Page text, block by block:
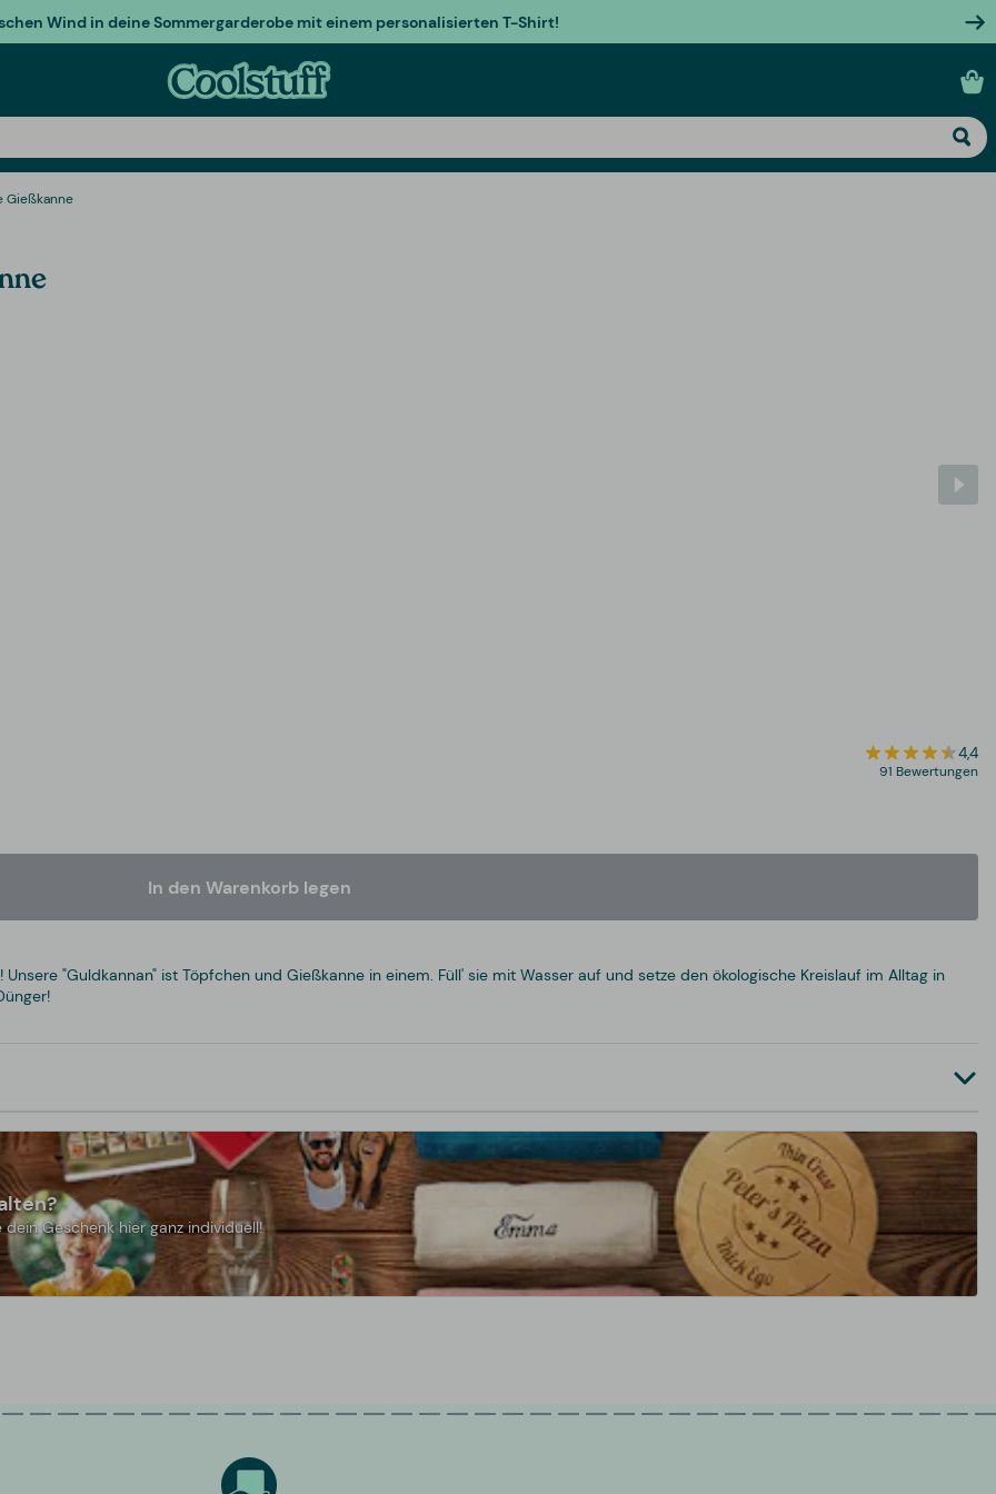
Wind in deine Sommergarderobe mit einem personalisierten T-Shirt!
Gießkanne
4,4
91 Bewertungen
In den Warenkorb legen
"Guldkannan" ist Töpfchen und Gießkanne in einem. Füll' sie mit Wasser auf und setze den ökologische Kreislauf im Alltag in
Geschenk hier ganz individuell!